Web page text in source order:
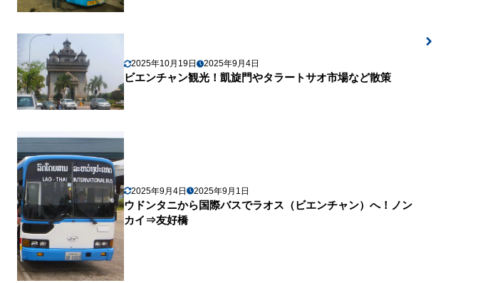
2025年10月19日 2025年9月4日
ビエンチャン観光！凱旋門やタラートサオ市場など散策
2025年9月4日 2025年9月1日
ウドンタニから国際バスでラオス（ビエンチャン）へ！ノン
カイ⇒友好橋